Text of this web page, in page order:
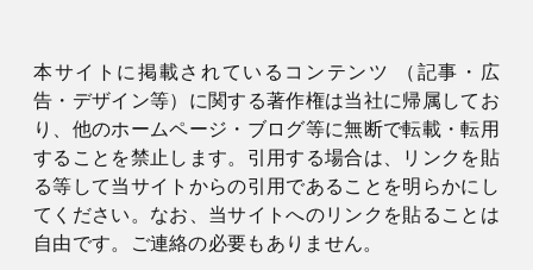
本サイトに掲載されているコンテンツ （記事・広
告・デザイン等）に関する著作権は当社に帰属してお
り、他のホームページ・ブログ等に無断で転載・転用
することを禁止します。引用する場合は、リンクを貼
る等して当サイトからの引用であることを明らかにし
てください。なお、当サイトへのリンクを貼ることは
自由です。ご連絡の必要もありません。